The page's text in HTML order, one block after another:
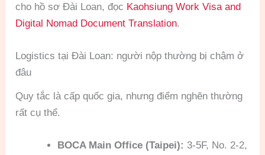
cho hồ sơ Đài Loan, đọc Kaohsiung Work Visa and
Digital Nomad Document Translation.
Logistics tại Đài Loan: người nộp thường bị chậm ở
đâu
Quy tắc là cấp quốc gia, nhưng điểm nghẽn thường
rất cụ thể.
BOCA Main Office (Taipei): 3-5F, No. 2-2,